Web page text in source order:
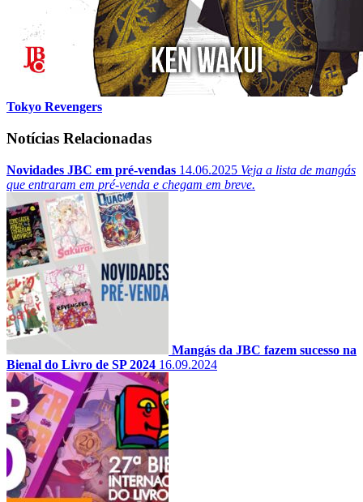
Tokyo Revengers
Notícias Relacionadas
Novidades JBC em pré-vendas 14.06.2025 Veja a lista de mangás
que entraram em pré-venda e chegam em breve.
Mangás da JBC fazem sucesso na
Bienal do Livro de SP 2024 16.09.2024